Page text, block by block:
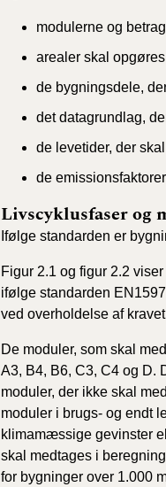
modulerne og
arealer skal
de bygningsdele,
det datagrundlag,
de levetider, der
de
Livscyklusfaser og
Ifølge standarden er
Figur 2.1 og figur 2.2
ifølge standarden
ved overholdelse af
De moduler, som skal
A3, B4, B6, C3, C4 og D.
moduler, der ikke skal
moduler i brugs- og endt
klimamæssige gevinster
skal medtages i
for bygninger over 1.000